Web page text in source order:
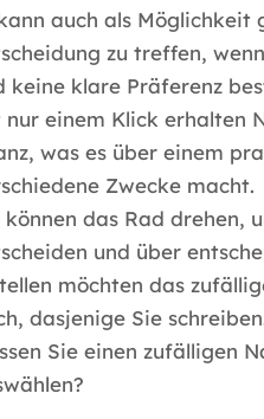
auch als Möglichkeit
zu treffen,
keine klare Präferenz
nur einem Klick erhalten
was es über einem
Zwecke macht.
können das Rad drehen,
und über
möchten das
dasjenige Sie
Sie einen zufälligen